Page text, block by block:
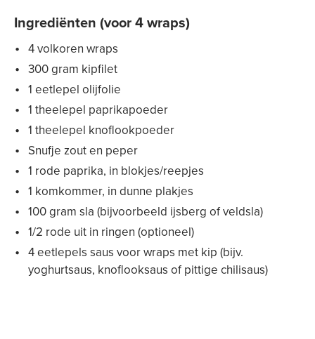
Ingrediënten (voor 4 wraps)
4 volkoren wraps
300 gram kipfilet
1 eetlepel olijfolie
1 theelepel paprikapoeder
1 theelepel knoflookpoeder
Snufje zout en peper
1 rode paprika, in blokjes/reepjes
1 komkommer, in dunne plakjes
100 gram sla (bijvoorbeeld ijsberg of veldsla)
1/2 rode uit in ringen (optioneel)
4 eetlepels saus voor wraps met kip (bijv.
yoghurtsaus, knoflooksaus of pittige chilisaus)